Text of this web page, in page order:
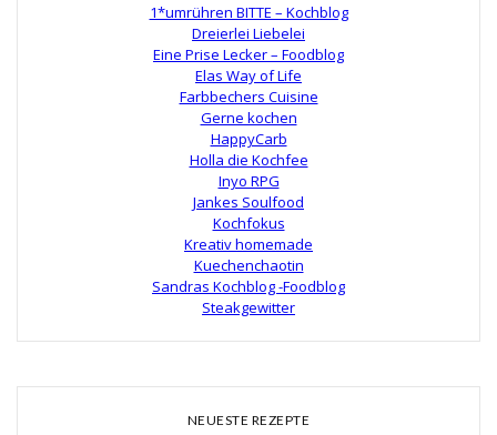
1*umrühren BITTE – Kochblog
Dreierlei Liebelei
Eine Prise Lecker – Foodblog
Elas Way of Life
Farbbechers Cuisine
Gerne kochen
HappyCarb
Holla die Kochfee
Inyo RPG
Jankes Soulfood
Kochfokus
Kreativ homemade
Kuechenchaotin
Sandras Kochblog -Foodblog
Steakgewitter
NEUESTE REZEPTE